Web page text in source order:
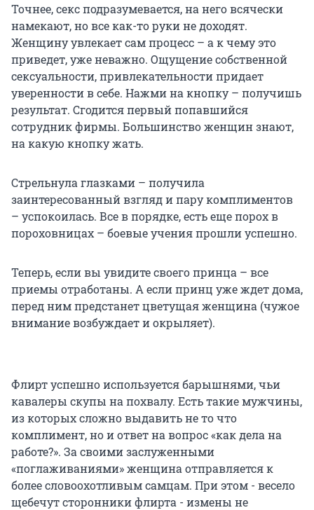
Точнее, секс подразумевается, на него всячески
намекают, но все как-то руки не доходят.
Женщину увлекает сам процесс – а к чему это
приведет, уже неважно. Ощущение собственной
сексуальности, привлекательности придает
уверенности в себе. Нажми на кнопку – получишь
результат. Сгодится первый попавшийся
сотрудник фирмы. Большинство женщин знают,
на какую кнопку жать.
Стрельнула глазками – получила
заинтересованный взгляд и пару комплиментов
– успокоилась. Все в порядке, есть еще порох в
пороховницах – боевые учения прошли успешно.
Теперь, если вы увидите своего принца – все
приемы отработаны. А если принц уже ждет дома,
перед ним предстанет цветущая женщина (чужое
внимание возбуждает и окрыляет).
Флирт успешно используется барышнями, чьи
кавалеры скупы на похвалу. Есть такие мужчины,
из которых сложно выдавить не то что
комплимент, но и ответ на вопрос «как дела на
работе?». За своими заслуженными
«поглаживаниями» женщина отправляется к
более словоохотливым самцам. При этом - весело
щебечут сторонники флирта - измены не